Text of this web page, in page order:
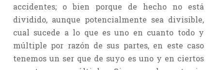
accidentes; o bien porque de hecho no está
dividido, aunque potencialmente sea divisible,
cual sucede a lo que es uno en cuanto todo y
múltiple por razón de sus partes, en este caso
tenemos un ser que de suyo es uno y en ciertos